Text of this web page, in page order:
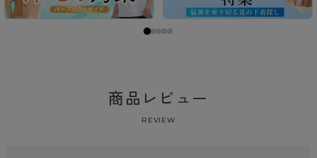
商品レビュー
REVIEW